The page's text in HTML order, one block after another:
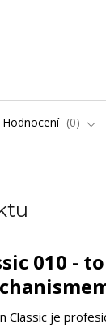
Hodnocení 0
010 -
Classic je